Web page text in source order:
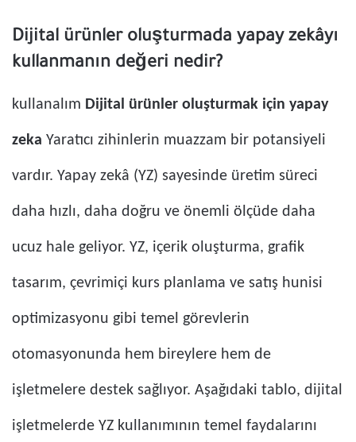
Dijital ürünler oluşturmada yapay zekâyı
kullanmanın değeri nedir?
kullanalım Dijital ürünler oluşturmak için yapay
zeka Yaratıcı zihinlerin muazzam bir potansiyeli
vardır. Yapay zekâ (YZ) sayesinde üretim süreci
daha hızlı, daha doğru ve önemli ölçüde daha
ucuz hale geliyor. YZ, içerik oluşturma, grafik
tasarım, çevrimiçi kurs planlama ve satış hunisi
optimizasyonu gibi temel görevlerin
otomasyonunda hem bireylere hem de
işletmelere destek sağlıyor. Aşağıdaki tablo, dijital
işletmelerde YZ kullanımının temel faydalarını